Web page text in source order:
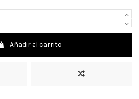
Añadir al carrito